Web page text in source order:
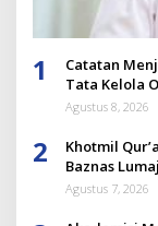
1
Catatan
Tata Kelola
Dirinya
Agustus 8, 2026
2
Khotmil
Baznas
Agustus 7, 2026